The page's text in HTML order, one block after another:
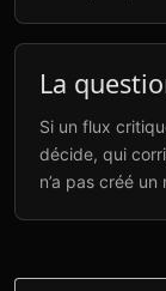
La
Si un flux
décide, qui
n’a pas créé